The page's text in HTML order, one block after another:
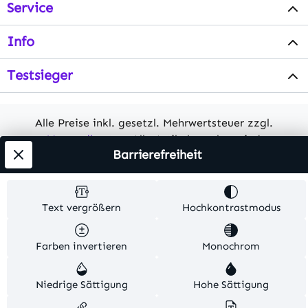
Service
Info
Testsieger
Alle Preise inkl. gesetzl. Mehrwertsteuer zzgl.
Versandkosten. Alle Artikelangaben sind
Herstellerangaben und ohne Gewähr.
© 2026 MKV24 – Alle Rechte vorbehalten. Theme by
TC-Innovations
Text vergrößern Hochkontrastmodus
Farben invertieren Monochrom
Niedrige Sättigung Hohe Sättigung
Barrierefreiheit